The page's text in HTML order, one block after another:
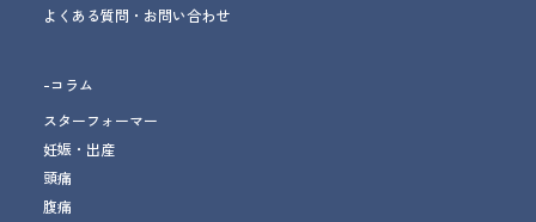
よくある質問・お問い合わせ
-コラム
スターフォーマー
妊娠・出産
頭痛
腹痛